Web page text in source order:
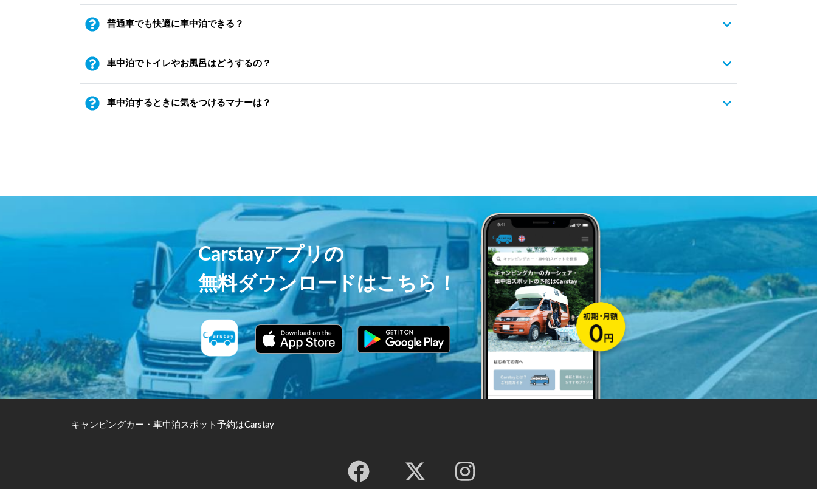
普通車でも快適に車中泊できる？
車中泊でトイレやお風呂はどうするの？
車中泊するときに気をつけるマナーは？
Carstayアプリの
無料ダウンロードはこちら！
キャンピングカー・車中泊スポット予約はCarstay